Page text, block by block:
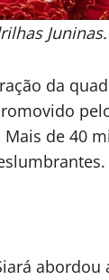
da
de 40